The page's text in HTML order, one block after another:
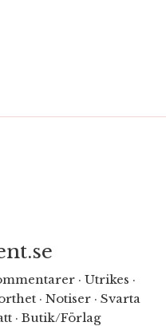
· Utrikes ·
· Notiser · Svarta
· Butik/Förlag